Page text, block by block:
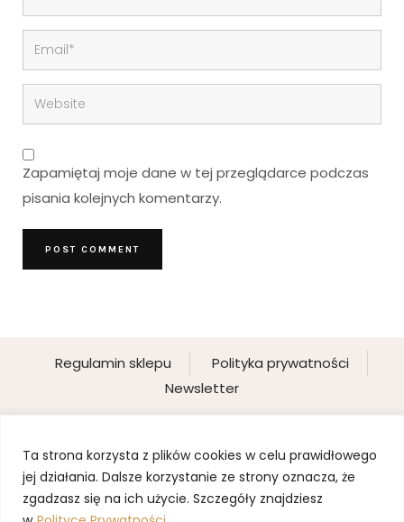
Ta strona korzysta z plików cookies w celu prawidłowego
jej działania. Dalsze korzystanie ze strony oznacza, że
zgadzasz się na ich użycie. Szczegóły znajdziesz
Zapamiętaj moje dane w tej przeglądarce podczas
pisania kolejnych komentarzy.
Regulamin sklepu
Polityka prywatności
Newsletter